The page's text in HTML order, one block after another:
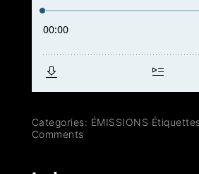
Categories: ÉMISSIONS
Comments